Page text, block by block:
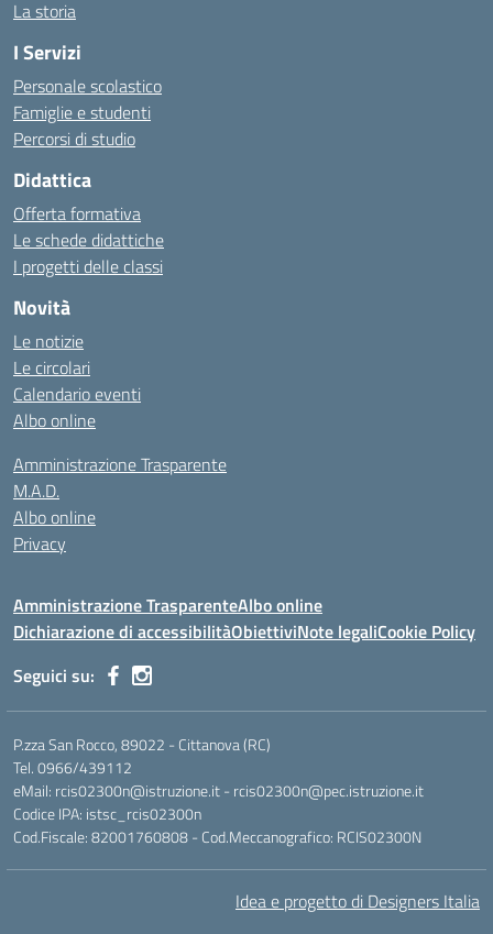
La storia
I Servizi
Personale scolastico
Famiglie e studenti
Percorsi di studio
Didattica
Offerta formativa
Le schede didattiche
I progetti delle classi
Novità
Le notizie
Le circolari
Calendario eventi
Albo online
Amministrazione Trasparente
M.A.D.
Albo online
Privacy
Amministrazione TrasparenteAlbo online
Dichiarazione di accessibilitàObiettiviNote legaliCookie Policy
Seguici su:
P.zza San Rocco, 89022 - Cittanova (RC)
Tel. 0966/439112
eMail: rcis02300n@istruzione.it - rcis02300n@pec.istruzione.it
Codice IPA: istsc_rcis02300n
Cod.Fiscale: 82001760808 - Cod.Meccanografico: RCIS02300N
Idea e progetto di Designers Italia